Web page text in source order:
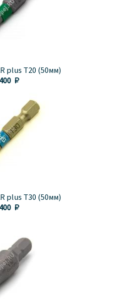
plus T20 (50мм)
400 
plus T30 (50мм)
400 